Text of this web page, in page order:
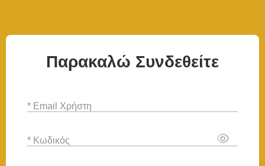
Παρακαλώ Συνδεθείτε
* Email Χρήστη
* Κωδικός